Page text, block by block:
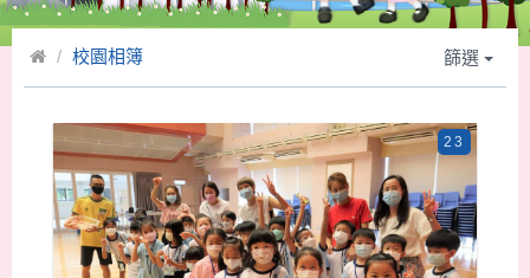
校園相簿 篩選
23